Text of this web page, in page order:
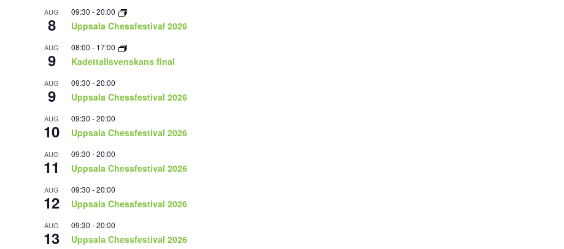
AUG
8
09:30 -20:00
Uppsala Chessfestival 2026
AUG
9
08:00 - 17:00
Kadettallsvenskans final
AUG
9
09:30 -20:00
Uppsala Chessfestival 2026
AUG
10
09:30 -20:00
Uppsala Chessfestival 2026
AUG
11
09:30 -20:00
Uppsala Chessfestival 2026
AUG
12
09:30 -20:00
Uppsala Chessfestival 2026
AUG
13
09:30 -20:00
Uppsala Chessfestival 2026